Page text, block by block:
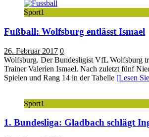
Sport1
Fußball: Wolfsburg entlässt Ismael
26. Februar 2017 0
Wolfsburg. Der Bundesligist VfL Wolfsburg
Trainer Valerien Ismael. Nach zuletzt fünf
Spielen und Rang 14 in der Tabelle [Lesen
Sport1
1. Bundesliga: Gladbach schlägt